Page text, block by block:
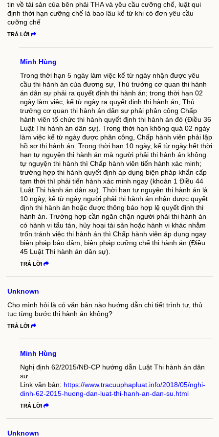
tin về tài sản của bên phải THA và yêu cầu cưỡng chế, luật qui
định thời hạn cưỡng chế là bao lâu kể từ khi có đơn yêu cầu
cưỡng chế
TRẢ LỜI
Minh Hùng
Trong thời hạn 5 ngày làm việc kể từ ngày nhận được yêu
cầu thi hành án của đương sự, Thủ trưởng cơ quan thi hành
án dân sự phải ra quyết định thi hành án; trong thời hạn 02
ngày làm việc, kể từ ngày ra quyết định thi hành án, Thủ
trưởng cơ quan thi hành án dân sự phải phân công Chấp
hành viên tổ chức thi hành quyết định thi hành án đó (Điều 36
Luật Thi hành án dân sự). Trong thời hạn không quá 02 ngày
làm việc kể từ ngày được phân công, Chấp hành viên phải lập
hồ sơ thi hành án. Trong thời hạn 10 ngày, kể từ ngày hết thời
hạn tự nguyện thi hành án mà người phải thi hành án không
tự nguyện thi hành thì Chấp hành viên tiến hành xác minh;
trường hợp thi hành quyết định áp dụng biện pháp khẩn cấp
tạm thời thì phải tiến hành xác minh ngay (khoản 1 Điều 44
Luật Thi hành án dân sự). Thời hạn tự nguyện thi hành án là
10 ngày, kể từ ngày người phải thi hành án nhận được quyết
định thi hành án hoặc được thông báo hợp lệ quyết định thi
hành án. Trường hợp cần ngăn chặn người phải thi hành án
có hành vi tẩu tán, hủy hoại tài sản hoặc hành vi khác nhằm
trốn tránh việc thi hành án thì Chấp hành viên áp dụng ngay
biện pháp bảo đảm, biện pháp cưỡng chế thi hành án (Điều
45 Luật Thi hành án dân sự).
TRẢ LỜI
Unknown
Cho mình hỏi là có văn bản nào hướng dẫn chi tiết trình tự, thủ
tục từng bước thi hành án không?
TRẢ LỜI
Minh Hùng
Nghị định 62/2015/NĐ-CP hướng dẫn Luật Thi hành án dân
sự.
Link văn bản: https://www.tracuuphapluat.info/2018/05/nghi-
dinh-62-2015-huong-dan-luat-thi-hanh-an-dan-su.html
TRẢ LỜI
Unknown